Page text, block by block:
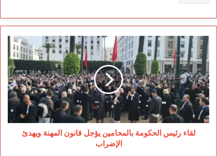
لقاء
رئيس
الحكومة
بالمحامين
يؤجل
قانون
المهنة
ويهدئ
الإضراب
لقاء رئيس الحكومة بالمحامين يؤجل قانون المهنة ويهدئ
الإضراب